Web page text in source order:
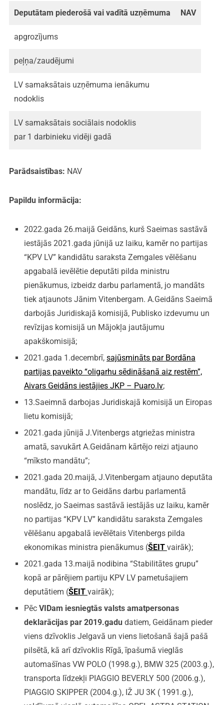
Deputātam piederošā vai vadītā uzņēmuma NAV
apgrozījums
peļņa/zaudējumi
LV samaksātais uzņēmuma ienākumu
nodoklis
LV samaksātais sociālais nodoklis
par 1 darbinieku vidēji gadā
Parādsaistības: NAV
Papildu informācija:
2022.gada 26.maijā Geidāns, kurš Saeimas sastāvā
iestājās 2021.gada jūnijā uz laiku, kamēr no partijas
“KPV LV” kandidātu saraksta Zemgales vēlēšanu
apgabalā ievēlētie deputāti pilda ministru
pienākumus, izbeidz darbu parlamentā, jo mandāts
tiek atjaunots Jānim Vitenbergam. A.Geidāns Saeimā
darbojās Juridiskajā komisijā, Publisko izdevumu un
revīzijas komisijā un Mājokļa jautājumu
apakškomisijā;
2021.gada 1.decembrī, sajūsmināts par Bordāna
partijas paveikto “oligarhu sēdināšanā aiz restēm”,
Aivars Geidāns iestājies JKP – Puaro.lv;
13.Saeimnā darbojas Juridiskajā komisijā un Eiropas
lietu komisijā;
2021.gada jūnijā J.Vitenbergs atgriežas ministra
amatā, savukārt A.Geidānam kārtējo reizi atjauno
“mīksto mandātu”;
2021.gada 20.maijā, J.Vitenbergam atjauno deputāta
mandātu, līdz ar to Geidāns darbu parlamentā
noslēdz, jo Saeimas sastāvā iestājās uz laiku, kamēr
no partijas “KPV LV” kandidātu saraksta Zemgales
vēlēšanu apgabalā ievēlētais Vitenbergs pilda
ekonomikas ministra pienākumus (ŠEIT vairāk);
2021.gada 13.maijā nodibina “Stabilitātes grupu”
kopā ar pārējiem partiju KPV LV pametušajiem
deputātiem (ŠEIT vairāk);
Pēc VIDam iesniegtās valsts amatpersonas
deklarācijas par 2019.gadu datiem, Geidānam pieder
viens dzīvoklis Jelgavā un viens lietošanā šajā pašā
pilsētā, kā arī dzīvoklis Rīgā, īpašumā vieglās
automašīnas VW POLO (1998.g.), BMW 325 (2003.g.),
transporta līdzekļi PIAGGIO BEVERLY 500 (2006.g.),
PIAGGIO SKIPPER (2004.g.), IŽ JU 3K ( 1991.g.),